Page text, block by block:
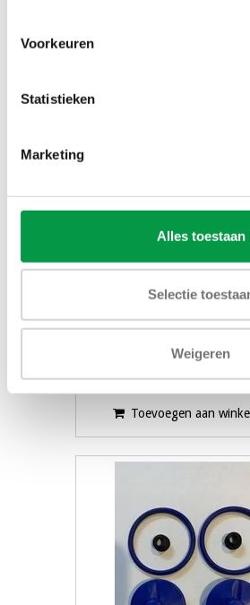
Voorkeuren
Statistieken
Marketing
Alles toestaan
Selectie
Weigeren
€2,30
Toevoegen aan